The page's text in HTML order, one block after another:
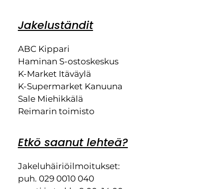
Jakeluständit
ABC Kippari
Haminan S-ostoskeskus
K-Market Itäväylä
K-Supermarket Kanuuna
Sale Miehikkälä
Reimarin toimisto
Etkö saanut lehteä?
Jakeluhäiriöilmoitukset:
puh. 029 0010 040